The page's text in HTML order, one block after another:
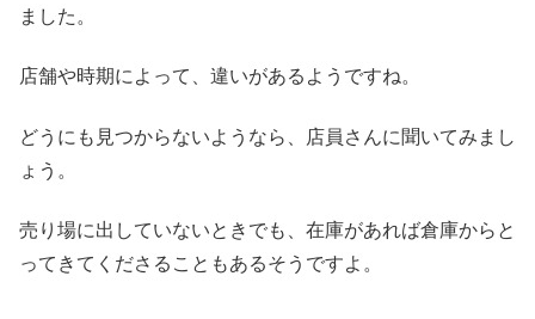
ました。
店舗や時期によって、違いがあるようですね。
どうにも見つからないようなら、店員さんに聞いてみまし
ょう。
売り場に出していないときでも、在庫があれば倉庫からと
ってきてくださることもあるそうですよ。